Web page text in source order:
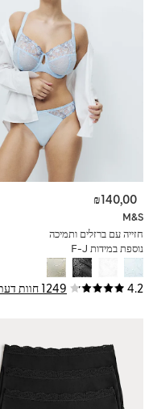
4.2 1249 חוות דעת
M&S
חזייה עם ברזלים ותמיכה
נוספת במידות F-J
₪140,00